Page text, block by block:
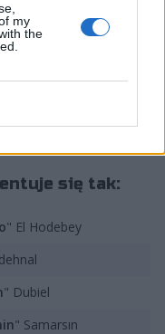
my
the
te
miejsce na
i
zagrań -
Jvift1OrF2
się tak:
" El Hodebey
" Dubiel
" Samarsın